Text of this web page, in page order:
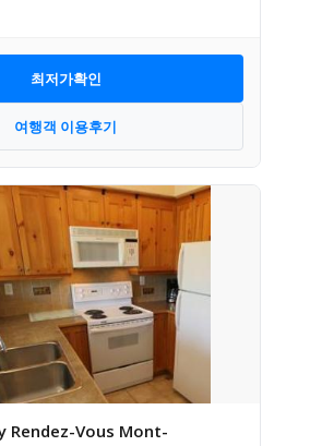
최저가확인
여행객 이용후기
Rendez-Vous Mont-